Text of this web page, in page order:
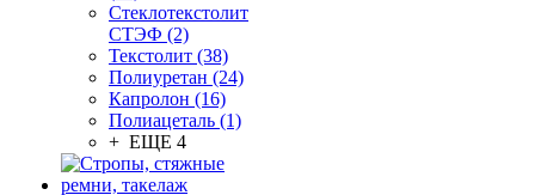
Стеклотекстолит
СТЭФ (2)
Текстолит (38)
Полиуретан (24)
Капролон (16)
Полиацеталь (1)
+ ЕЩЕ 4